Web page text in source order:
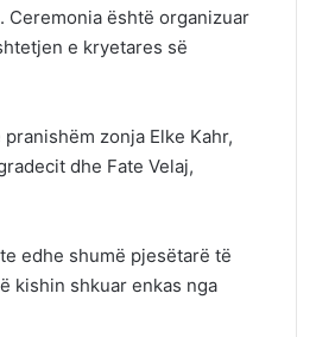
është organizuar
e kryetares së
zonja Elke Kahr,
dhe Fate Velaj,
edhe shumë pjesëtarë të
kishin shkuar enkas nga